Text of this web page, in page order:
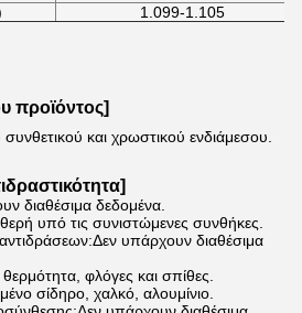
1.099-1.105
προϊόντος]
συνθετικού και χρωστικού ενδιάμεσου.
διαθέσιμα δεδομένα.
υπό τις συνιστώμενες συνθήκες.
υπάρχουν διαθέσιμα
φλόγες και σπίθες.
σίδηρο, χαλκό, αλουμίνιο.